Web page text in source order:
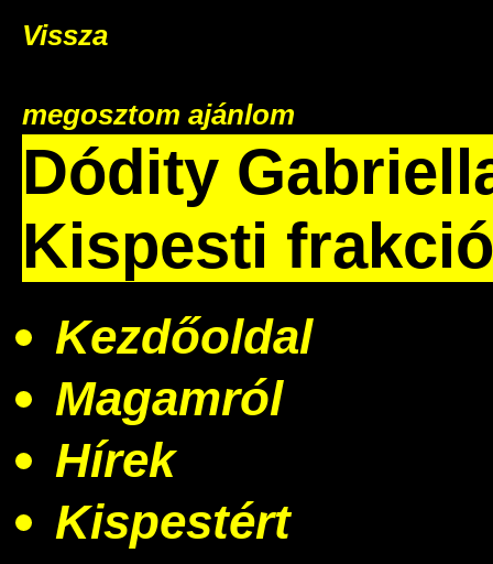
Vissza
megosztom ajánlom
Dódity
Kispesti
Kezdőoldal
Magamról
Hírek
Kispestért